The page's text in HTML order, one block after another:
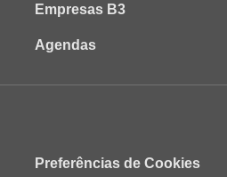
Empresas B3
Agendas
Preferências de Cookies